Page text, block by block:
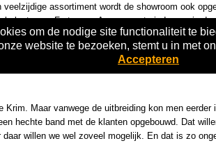
om de nodige site functionaliteit te
website te bezoeken, stemt u in met
Accepteren
assortiment wordt de showroom ook
van Fraterman Amusement vinden we in
gezellig café met overdekt en verwarmd terras.
jaarwisseling nog twee winkels bij. Slagharen
Maar vanwege de uitbreiding kon men
hechte band met de klanten opgebouwd. Dat
willen we wel zoveel mogelijk. En dat is zo